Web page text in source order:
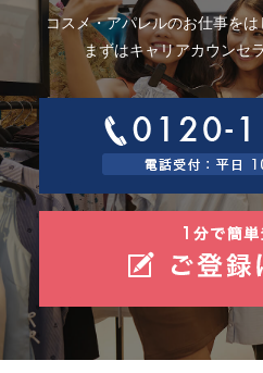
コスメ・アパレルのお仕事を
まずはキャリアカウンセ